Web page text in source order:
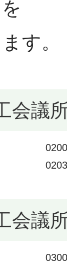
す。
会議
会議